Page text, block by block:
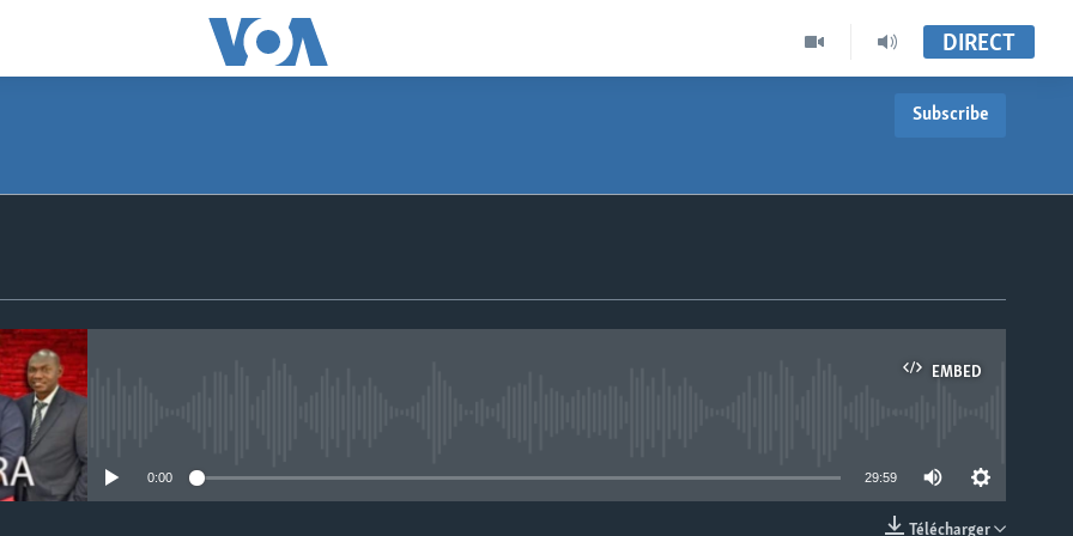
DIRECT
Subscribe
EMBED
0:00 29:59
Télécharger